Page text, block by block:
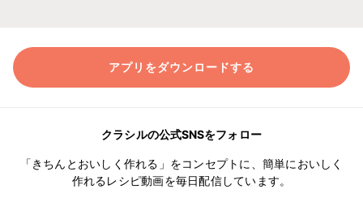
アプリをダウンロードする
クラシルの公式SNSをフォロー
「きちんとおいしく作れる」をコンセプトに、簡単においしく
作れるレシピ動画を毎日配信しています。